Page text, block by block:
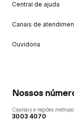
Central de ajuda
Canais de
Ouvidoria
Nossos
Capitais e regiões
3003 4070